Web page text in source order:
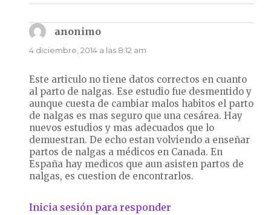
anonimodice:
4 diciembre, 2014 a las 8:12 am
Este articulo no tiene datos correctos en cuanto
al parto de nalgas. Ese estudio fue desmentido y
aunque cuesta de cambiar malos habitos el parto
de nalgas es mas seguro que una cesárea. Hay
nuevos estudios y mas adecuados que lo
demuestran. De echo estan volviendo a enseñar
partos de nalgas a médicos en Canada. En
España hay medicos que aun asisten partos de
nalgas, es cuestion de encontrarlos.
Inicia sesión para responder